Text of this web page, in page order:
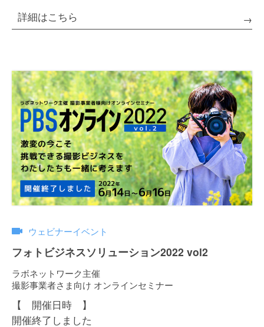
詳細はこちら
ウェビナーイベント
フォトビジネスソリューション2022 vol2
ラボネットワーク主催
撮影事業者さま向け オンラインセミナー
【 開催日時 】
開催終了しました